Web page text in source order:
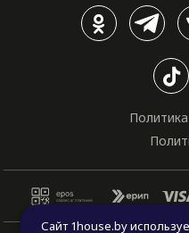
Сайт 1house.by